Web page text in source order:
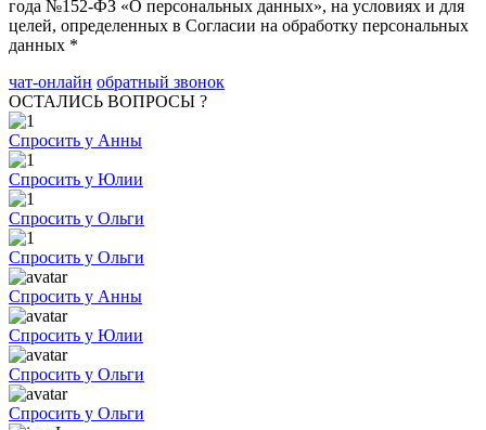
года №152-ФЗ «О персональных данных», на условиях и для
целей, определенных в Согласии на обработку персональных
данных *
чат-онлайн обратный звонок
ОСТАЛИСЬ ВОПРОСЫ ?
Спросить у Анны
Спросить у Юлии
Спросить у Ольги
Спросить у Ольги
Спросить у Анны
Спросить у Юлии
Спросить у Ольги
Спросить у Ольги